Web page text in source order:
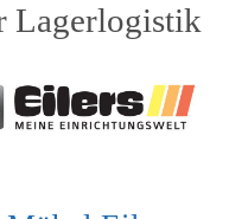
BEWERBEN
LINKS
Lagerlogistik